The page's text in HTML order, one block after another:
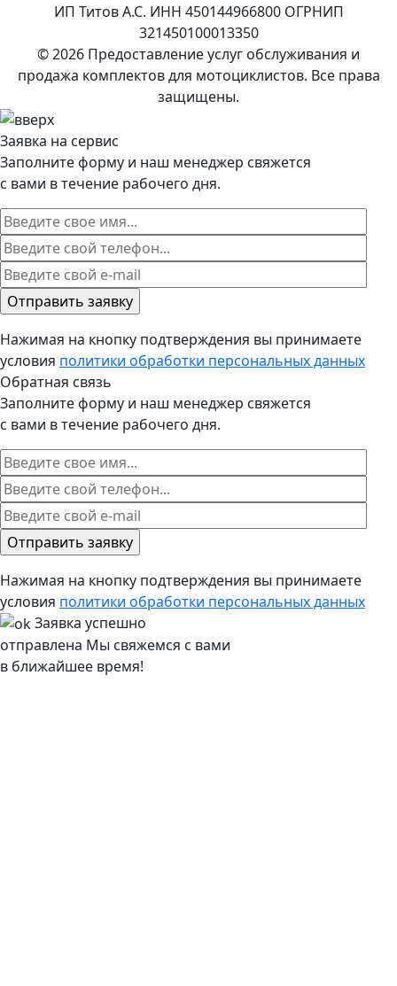
ИП Титов А.С. ИНН 450144966800 ОГРНИП
321450100013350
© 2026 Предоставление услуг обслуживания и
продажа комплектов для мотоциклистов. Все права
защищены.
Заявка на сервис
Заполните форму и наш менеджер свяжется
с вами в течение рабочего дня.
Нажимая на кнопку подтверждения вы принимаете
условия политики обработки персональных данных
Обратная связь
Заполните форму и наш менеджер свяжется
с вами в течение рабочего дня.
Нажимая на кнопку подтверждения вы принимаете
условия политики обработки персональных данных
Заявка успешно
отправлена Мы свяжемся с вами
в ближайшее время!